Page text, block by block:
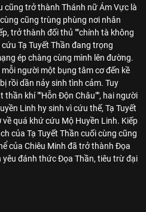
cũng trở thành Thánh nữ Ám Vực là
cũng trùng phùng nơi nhân
trở thành đối thủ ""chính tà không
Tạ Tuyết Thần đang trọng
ép chàng cùng mình lên đường.
người một bụng tâm cơ đến kề
rồi dần nảy sinh tình cảm. Tuy
khí ""Hỗn Độn Châu"", hai người
Linh hy sinh vì cứu thế, Tạ Tuyết
quá khứ cứu Mộ Huyền Linh. Kiếp
của Tạ Tuyết Thần cuối cùng cũng
của Chiêu Minh đã trở thành Đọa
đánh thức Đọa Thần, tiêu trừ đại